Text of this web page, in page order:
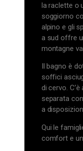
la raclette o
soggiorno
alpino e gli
a sud offre
montagne
Il bagno è
soffici
di cervo.
separata
a
Qui le
comfort e